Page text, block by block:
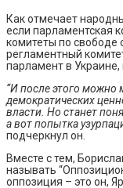
Как отмечает
если парламентская
комитеты по свободе
регламентный
парламент в Украине,
“И после этого можно
демократических
власти. Но станет
а вот попытка
подчеркнул он.
Вместе с тем,
называть
оппозиция – это он,